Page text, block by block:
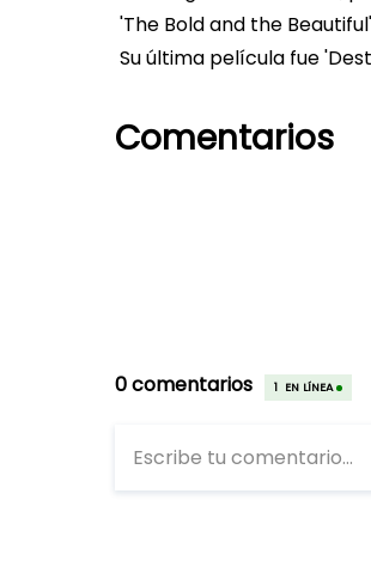
'The Bold and the
Su última película fue
Comentarios